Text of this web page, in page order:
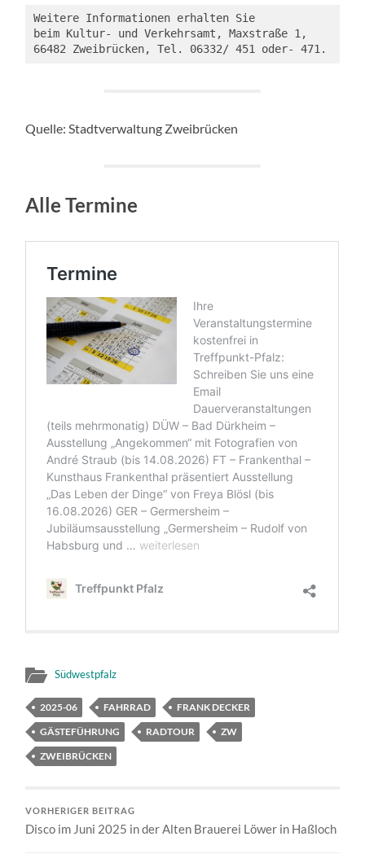
Weitere Informationen erhalten Sie
beim Kultur- und Verkehrsamt, Maxstraße 1,
66482 Zweibrücken, Tel. 06332/ 451 oder- 471.
Quelle: Stadtverwaltung Zweibrücken
Alle Termine
Südwestpfalz
2025-06 FAHRRAD
FRANK DECKER
GÄSTEFÜHRUNG
RADTOUR
ZW
ZWEIBRÜCKEN
VORHERIGER BEITRAG
Disco im Juni 2025 in der Alten Brauerei Löwer in Haßloch